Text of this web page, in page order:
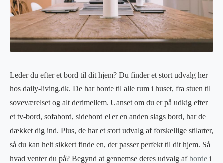
Leder du efter et bord til dit hjem? Du finder et stort udvalg her
hos daily-living.dk. De har borde til alle rum i huset, fra stuen til
soveværelset og alt derimellem. Uanset om du er på udkig efter
et tv-bord, sofabord, sidebord eller en anden slags bord, har de
dækket dig ind. Plus, de har et stort udvalg af forskellige stilarter,
så du kan helt sikkert finde en, der passer perfekt til dit hjem. Så
hvad venter du på? Begynd at gennemse deres udvalg afborde i